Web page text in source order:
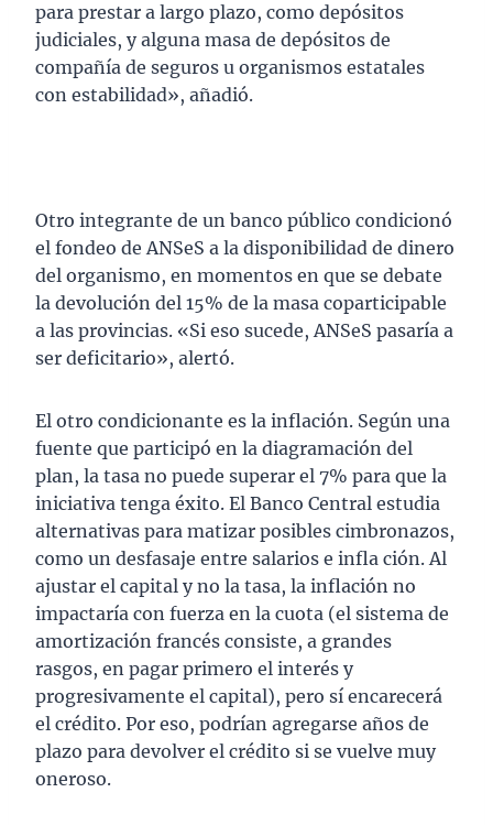
para prestar a largo plazo, como depósitos
judiciales, y alguna masa de depósitos de
compañía de seguros u organismos estatales
con estabilidad», añadió.
Otro integrante de un banco público condicionó
el fondeo de ANSeS a la disponibilidad de dinero
del organismo, en momentos en que se debate
la devolución del 15% de la masa coparticipable
a las provincias. «Si eso sucede, ANSeS pasaría a
ser deficitario», alertó.
El otro condicionante es la inflación. Según una
fuente que participó en la diagramación del
plan, la tasa no puede superar el 7% para que la
iniciativa tenga éxito. El Banco Central estudia
alternativas para matizar posibles cimbronazos,
como un desfasaje entre salarios e infla ción. Al
ajustar el capital y no la tasa, la inflación no
impactaría con fuerza en la cuota (el sistema de
amortización francés consiste, a grandes
rasgos, en pagar primero el interés y
progresivamente el capital), pero sí encarecerá
el crédito. Por eso, podrían agregarse años de
plazo para devolver el crédito si se vuelve muy
oneroso.